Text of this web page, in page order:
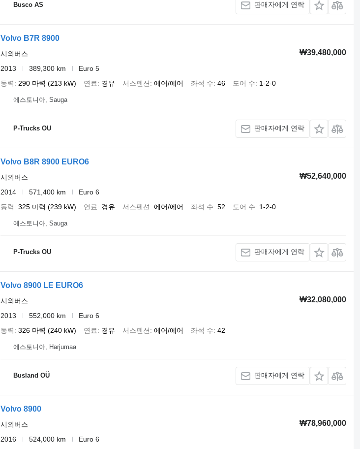
Busco AS 판매자에게 연락
Volvo B7R 8900
₩39,480,000
시외버스
2013
389,300 km
Euro 5
동력
290 마력 (213 kW) 연료 경유 서스펜션 에어/에어 좌석 수 46 도어 수 1-2-0
에스토니아, Sauga
P-Trucks OU 판매자에게 연락
Volvo B8R 8900 EURO6
₩52,640,000
시외버스
2014
571,400 km
Euro 6
동력
325 마력 (239 kW) 연료 경유 서스펜션 에어/에어 좌석 수 52 도어 수 1-2-0
에스토니아, Sauga
P-Trucks OU 판매자에게 연락
Volvo 8900 LE EURO6
₩32,080,000
시외버스
2013
552,000 km
Euro 6
동력
326 마력 (240 kW) 연료 경유 서스펜션 에어/에어 좌석 수 42
에스토니아, Harjumaa
Busland OÜ 판매자에게 연락
Volvo 8900
₩78,960,000
시외버스
2016
524,000 km
Euro 6